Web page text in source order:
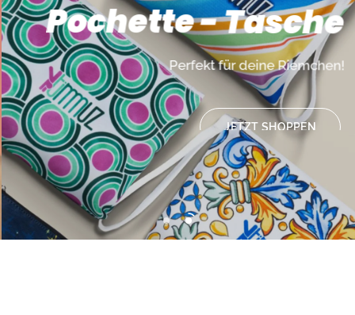
Pochette-Tasche
Perfekt für deine Riemchen!
JETZT SHOPPEN